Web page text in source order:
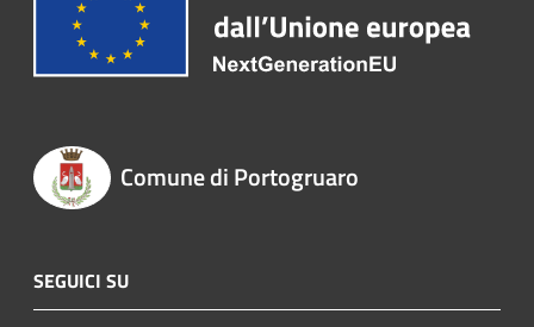
Comune di Portogruaro
SEGUICI SU